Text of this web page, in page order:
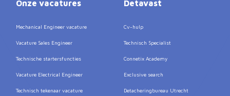
Onze vacatures
Mechanical Engineer vacature
Vacature Sales Engineer
Technische startersfuncties
Vacature Electrical Engineer
Technisch tekenaar vacature
Detavast
Cv-hulp
Technisch Specialist
Connetix Academy
Exclusive search
Detacheringbureau Utrecht